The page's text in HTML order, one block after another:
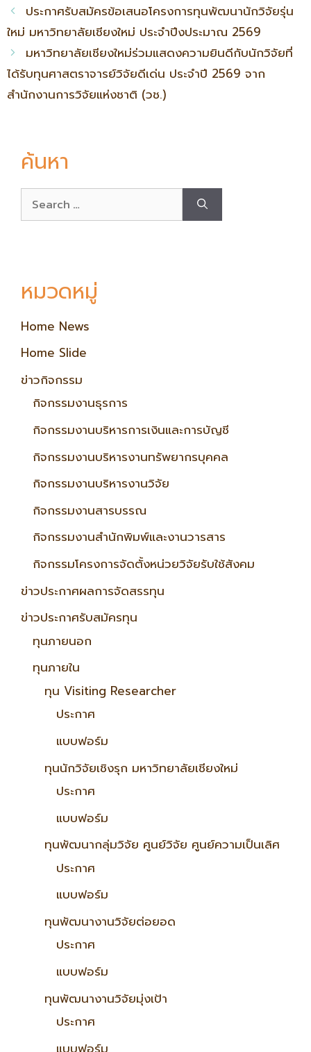
ประกาศรับสมัครข้อเสนอโครงการทุนพัฒนานักวิจัยรุ่น
ใหม่ มหาวิทยาลัยเชียงใหม่ ประจำปีงประมาณ 2569
มหาวิทยาลัยเชียงใหม่ร่วมแสดงความยินดีกับนักวิจัยที่
ได้รับทุนศาสตราจารย์วิจัยดีเด่น ประจำปี 2569 จาก
สำนักงานการวิจัยแห่งชาติ (วช.)
ค้นหา
หมวดหมู่
Home News
Home Slide
ข่าวกิจกรรม
กิจกรรมงานธุรการ
กิจกรรมงานบริหารการเงินและการบัญชี
กิจกรรมงานบริหารงานทรัพยากรบุคคล
กิจกรรมงานบริหารงานวิจัย
กิจกรรมงานสารบรรณ
กิจกรรมงานสำนักพิมพ์และงานวารสาร
กิจกรรมโครงการจัดตั้งหน่วยวิจัยรับใช้สังคม
ข่าวประกาศผลการจัดสรรทุน
ข่าวประกาศรับสมัครทุน
ทุนภายนอก
ทุนภายใน
ทุน Visiting Researcher
ประกาศ
แบบฟอร์ม
ทุนนักวิจัยเชิงรุก มหาวิทยาลัยเชียงใหม่
ประกาศ
แบบฟอร์ม
ทุนพัฒนากลุ่มวิจัย ศูนย์วิจัย ศูนย์ความเป็นเลิศ
ประกาศ
แบบฟอร์ม
ทุนพัฒนางานวิจัยต่อยอด
ประกาศ
แบบฟอร์ม
ทุนพัฒนางานวิจัยมุ่งเป้า
ประกาศ
แบบฟอร์ม